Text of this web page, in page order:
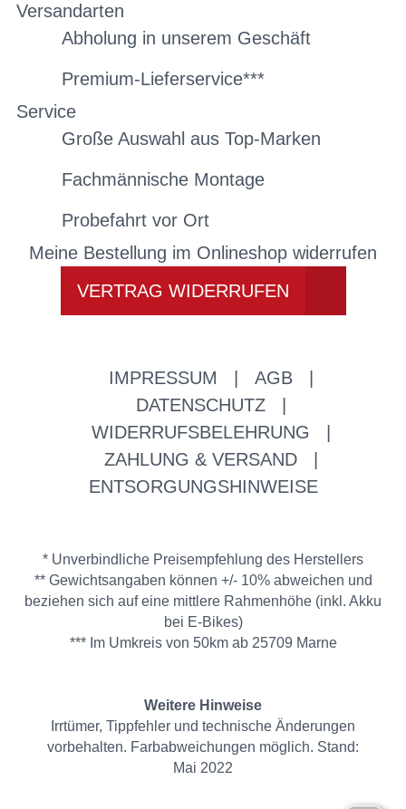
Versandarten
Abholung in unserem Geschäft
Premium-Lieferservice***
Service
Große Auswahl aus Top-Marken
Fachmännische Montage
Probefahrt vor Ort
Meine Bestellung im Onlineshop widerrufen
VERTRAG WIDERRUFEN
IMPRESSUM AGB
DATENSCHUTZ
WIDERRUFSBELEHRUNG
ZAHLUNG & VERSAND
ENTSORGUNGSHINWEISE
* Unverbindliche Preisempfehlung des Herstellers
** Gewichtsangaben können +/- 10% abweichen und
beziehen sich auf eine mittlere Rahmenhöhe (inkl. Akku
bei E-Bikes)
*** Im Umkreis von 50km ab 25709 Marne
Weitere Hinweise
Irrtümer, Tippfehler und technische Änderungen
vorbehalten. Farbabweichungen möglich. Stand:
Mai 2022